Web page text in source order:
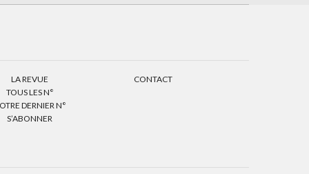
LA REVUE
TOUS LES N°
DERNIER N°
S’ABONNER
CONTACT